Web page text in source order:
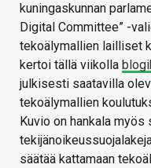
kuningaskunnan
Digital Committee” -
tekoälymallien lailliset
kertoi tällä viikolla
julkisesti saatavilla
tekoälymallien
Kuvio on hankala myös
säätää kattamaan